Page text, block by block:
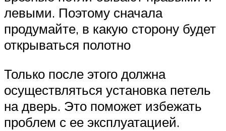
левыми. Поэтому сначала
продумайте, в какую сторону будет
открываться полотно
Только после этого должна
осуществляться установка петель
на дверь. Это поможет избежать
проблем с ее эксплуатацией.